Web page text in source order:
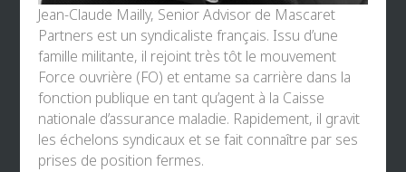
Jean-Claude Mailly, Senior Advisor de Mascaret
Partners est un syndicaliste français. Issu d’une
famille militante, il rejoint très tôt le mouvement
Force ouvrière (FO) et entame sa carrière dans la
fonction publique en tant qu’agent à la Caisse
nationale d’assurance maladie. Rapidement, il gravit
les échelons syndicaux et se fait connaître par ses
prises de position fermes.